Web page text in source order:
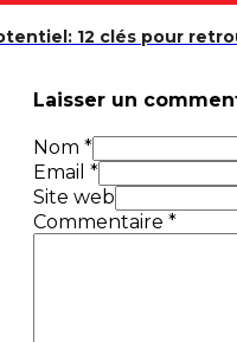
12 clés pour
Laisser un
Nom *
Email *
Site web
Commentaire *